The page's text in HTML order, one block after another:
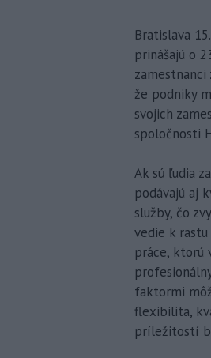
Bratislava
prinášajú o
že podniky
svojich
spoločnosti
Ak sú ľudia
podávajú aj
služby, čo
vedie k
práce, ktorú
faktormi
flexibilita,
príležitostí